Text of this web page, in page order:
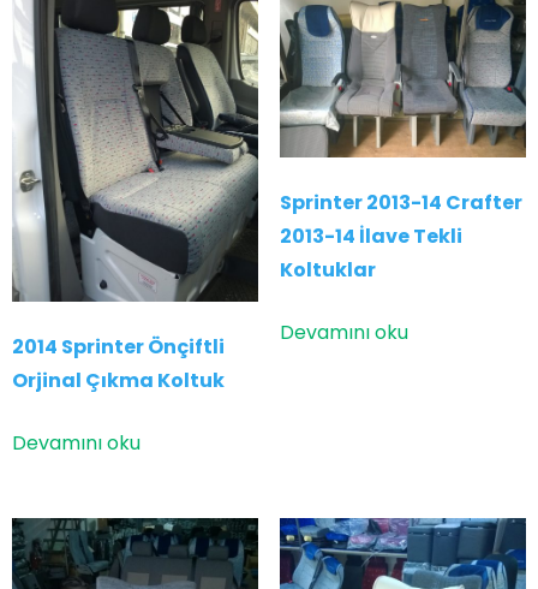
2014 Sprinter Önçiftli
Orjinal Çıkma Koltuk
Devamını oku
Sprinter 2013-14 Crafter
2013-14 İlave Tekli
Koltuklar
Devamını oku